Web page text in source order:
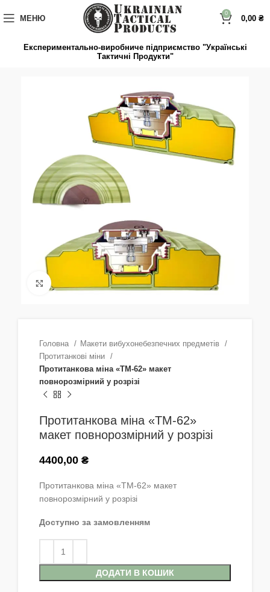
вмістуМЕНЮ
0
0,00 ₴
Експериментально-виробниче підприємство "Українські
Тактичні Продукти"
Натисніть, щоб збільшити
Головна
Макети вибухонебезпечних предметів
Протитанкові міни
Протитанкова міна «ТМ-62» макет
повнорозмірний у розрізі
Протитанкова міна «ТМ-62»
макет повнорозмірний у розрізі
4400,00 ₴
Протитанкова міна «ТМ-62» макет
повнорозмірний у розрізі
Доступно за замовленням
ДОДАТИ В КОШИК